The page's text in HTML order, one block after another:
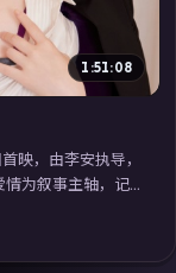
1:51:08
映，由李安执导，
情为叙事主轴，记
一天；摄影与配
高清电视剧在线
追剧体验。